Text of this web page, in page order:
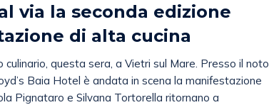
via la seconda edizione
di alta cucina
questa sera, a Vietri sul Mare. Presso il noto
Baia Hotel è andata in scena la manifestazione
Pignataro e Silvana Tortorella ritornano a